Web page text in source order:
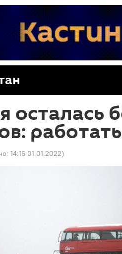
осталась
14:16 01.01.2022)